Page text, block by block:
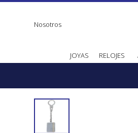
JOYAS RELOJES
Nosotros